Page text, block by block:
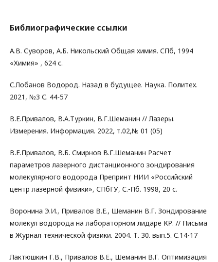
Библиографические ссылки
А.В. Суворов, А.Б. Никольский Общая химия. СПб, 1994
«Химия» , 624 с.
С.Лобанов Водород. Назад в будущее. Наука. Политех.
2021, №3 С. 44-57
В.Е.Привалов, В.А.Туркин, В.Г.Шеманин // Лазеры.
Измерения. Информация. 2022, т.02,№ 01 (05)
В.Е.Привалов, В.Б. Смирнов В.Г.Шеманин Расчет
параметров лазерного дистанционного зондирования
молекулярного водорода Препринт НИИ «Российский
центр лазерной физики», СПбГУ, С.-Пб. 1998, 20 с.
Воронина Э.И., Привалов В.Е., Шеманин В.Г. Зондирование
молекул водорода на лабораторном лидаре КР. // Письма
в Журнал технической физики. 2004. Т. 30. вып.5. С.14-17
Лактюшкин Г.В., Привалов В.Е., Шеманин В.Г. Оптимизация